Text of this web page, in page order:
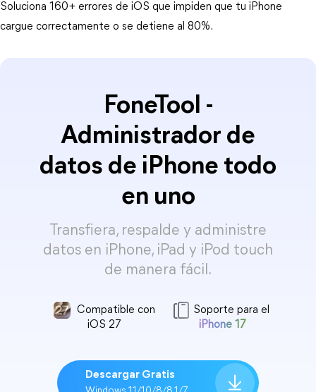
Soluciona 160+ errores de iOS que impiden que tu iPhone
cargue correctamente o se detiene al 80%.
FoneTool -
Administrador de
datos de iPhone todo
en uno
Transfiera, respalde y administre
datos en iPhone, iPad y iPod touch
de manera fácil.
Compatible con
iOS 27
Soporte para el
iPhone 17
Descargar Gratis